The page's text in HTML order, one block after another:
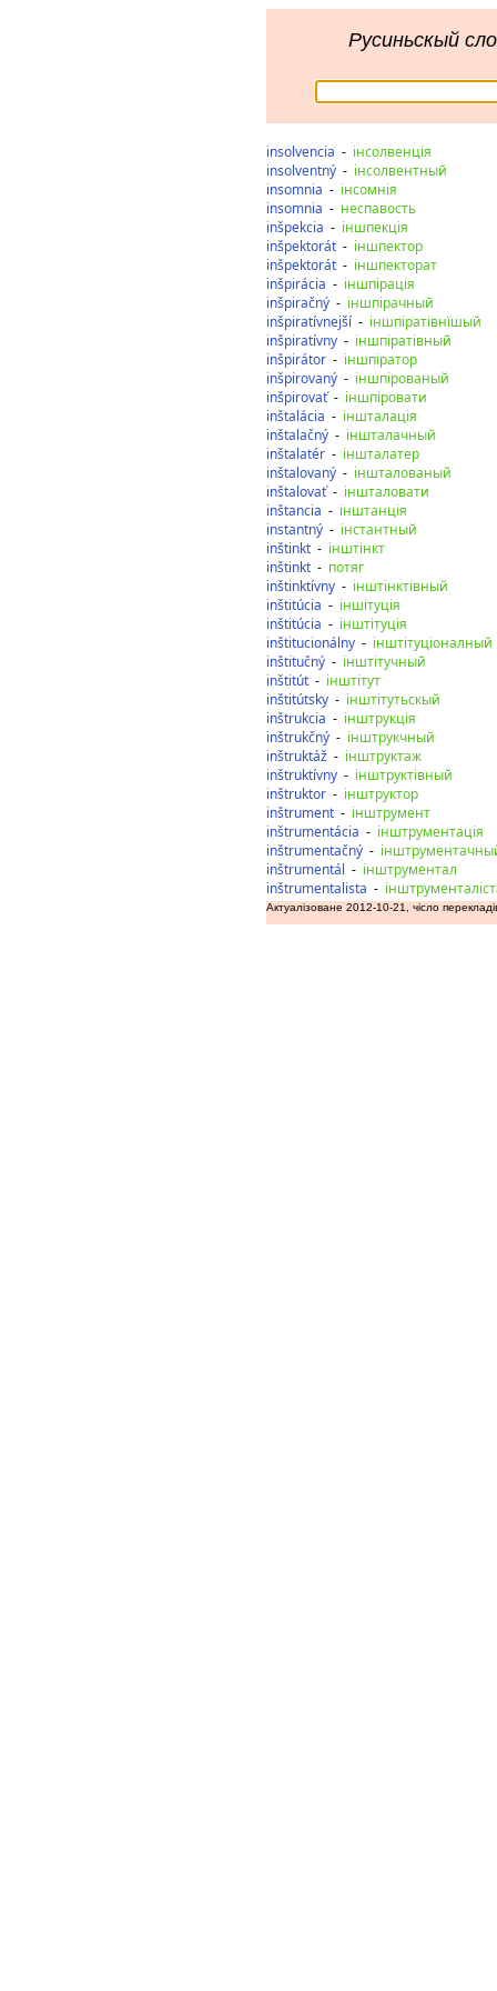
Русиньскый
insolvencia - інсолвенція
insolventný - інсолвентный
insomnia - інсомнія
insomnia - неспавость
inšpekcia - іншпекція
inšpektorát - іншпектор
inšpektorát - іншпекторат
inšpirácia - іншпірація
inšpiračný - іншпірачный
inšpiratívnejší - іншпіратівнїшый
inšpiratívny - іншпіратівный
inšpirátor - іншпіратор
inšpirovaný - іншпірованый
inšpirovať- іншпіровати
inštalácia - іншталація
inštalačný - іншталачный
inštalatér - іншталатер
inštalovaný - іншталованый
inštalovať- іншталовати
inštancia - інштанція
instantný - інстантный
inštinkt - інштінкт
inštinkt - потяг
inštinktívny - інштінктівный
inštitúcia - іншітуція
inštitúcia - інштітуція
inštitucionálny - інштітуціоналный
inštitučný - інштітучный
inštitút - інштітут
inštitútsky - інштітутьскый
inštrukcia - інштрукція
inštrukčný - інштрукчный
inštruktáž - інштруктаж
inštruktívny - інштруктівный
inštruktor - інштруктор
inštrument - інштрумент
inštrumentácia - інштрументація
inštrumentačný -
inštrumentál - інштрументал
inštrumentalista -
Актуалізоване 2012-10-21, чісло